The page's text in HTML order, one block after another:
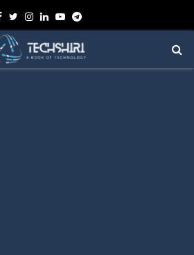
Facebook
TwitterInstagram
Linkedin
YoutubeTelegram